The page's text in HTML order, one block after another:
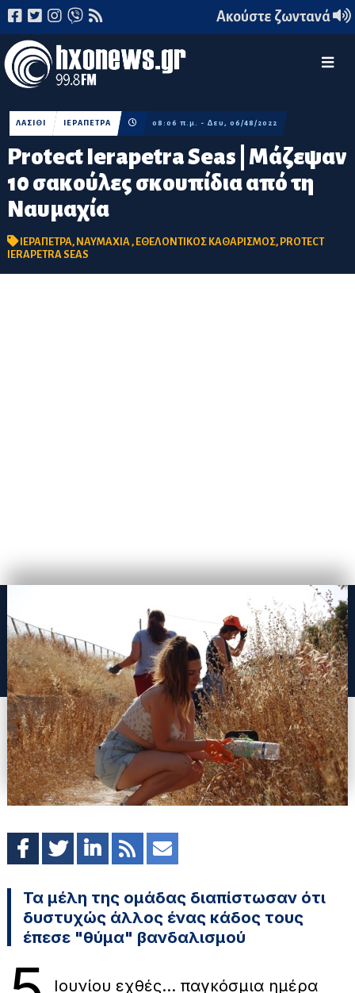
Ακούστε ζωντανά
Protect Ierapetra Seas | Μάζεψαν
10 σακούλες σκουπίδια από τη
Ναυμαχία
ΛΑΣΙΘΙ ΙΕΡΑΠΕΤΡΑ 08:06 π.μ. - Δευ, 06/48/2022
ΙΕΡΑΠΕΤΡΑ, ΝΑΥΜΑΧΙΑ , ΕΘΕΛΟΝΤΙΚΟΣ ΚΑΘΑΡΙΣΜΟΣ, PROTECT
IERAPETRA SEAS
Τα μέλη της ομάδας διαπίστωσαν ότι
δυστυχώς άλλος ένας κάδος τους
έπεσε "θύμα" βανδαλισμού
Ιουνίου εχθές... παγκόσμια ημέρα